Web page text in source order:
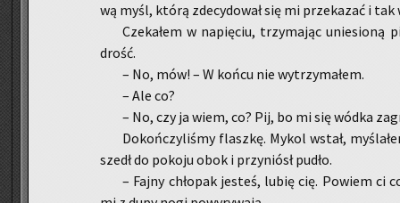
wą myśl, którą zde­cy­do­wał się mi prze­ka­zać i tak
Cze­ka­łem w na­pię­ciu, trzy­ma­jąc unie­sio­ną
drość.
– No, mów! – W końcu nie wy­trzy­ma­łem.
– Ale co?
– No, czy ja wiem, co? Pij, bo mi się wódka
Do­koń­czy­li­śmy flasz­kę. Mykol wstał,
szedł do po­ko­ju obok i przy­niósł pudło.
– Fajny chło­pak je­steś, lubię cię. Po­wiem ci